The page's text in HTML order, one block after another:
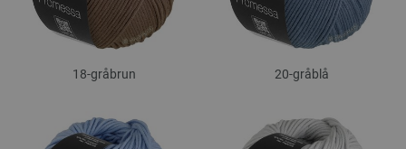
18-gråbrun 20-gråblå